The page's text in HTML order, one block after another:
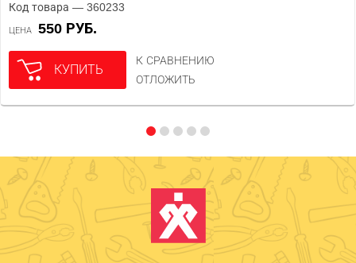
Код товара — 360233
ЦЕНА 550 РУБ.
КУПИТЬ
К СРАВНЕНИЮ
ОТЛОЖИТЬ